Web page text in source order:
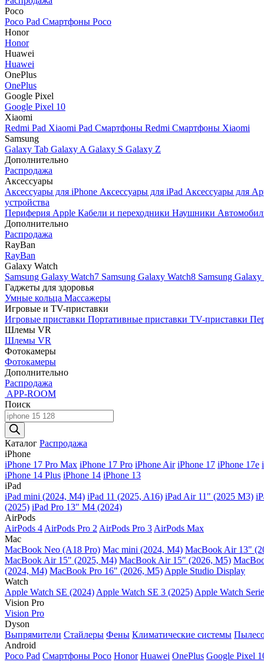
Poco
Poco Pad Смартфоны Poco
Honor
Honor
Huawei
Huawei
OnePlus
OnePlus
Google Pixel
Google Pixel 10
Xiaomi
Redmi Pad Xiaomi Pad Смартфоны Redmi Смартфоны Xiaomi
Samsung
Galaxy Tab Galaxy A Galaxy S Galaxy Z
Дополнительно
Распродажа
Аксессуары
Аксессуары для iPhone Аксессуары для iPad Аксессуары для
устройства
Периферия Apple Кабели и переходники Наушники
Дополнительно
Распродажа
RayBan
RayBan
Galaxy Watch
Samsung Galaxy Watch7 Samsung Galaxy Watch8 Samsung
Гаджеты для здоровья
Умные кольца Массажеры
Игровые и TV-приставки
Игровые приставки Портативные приставки TV-приставки
Шлемы VR
Шлемы VR
Фотокамеры
Фотокамеры
Дополнительно
Распродажа
APP-ROOM
Поиск
Поиск
товаров
Каталог Распродажа
iPhone
iPhone 17 Pro Max iPhone 17 Pro iPhone Air iPhone 17 iPhone 17e
iPhone 14 Plus iPhone 14 iPhone 13
iPad
iPad mini (2024, M4) iPad 11 (2025, A16) iPad Air 11" (2025 M3)
(2025) iPad Pro 13" M4 (2024)
AirPods
AirPods 4 AirPods Pro 2 AirPods Pro 3 AirPods Max
Mac
MacBook Neo (A18 Pro) Mac mini (2024, M4) MacBook Air 13"
MacBook Air 15" (2025, M4) MacBook Air 15″ (2026, M5)
(2024, M4) MacBook Pro 16" (2026, M5) Apple Studio Display
Watch
Apple Watch SE (2024) Apple Watch SE 3 (2025) Apple Watch
Vision Pro
Vision Pro
Dyson
Выпрямители Стайлеры Фены Климатические системы
Android
Poco Pad Смартфоны Poco Honor Huawei OnePlus Google Pixel